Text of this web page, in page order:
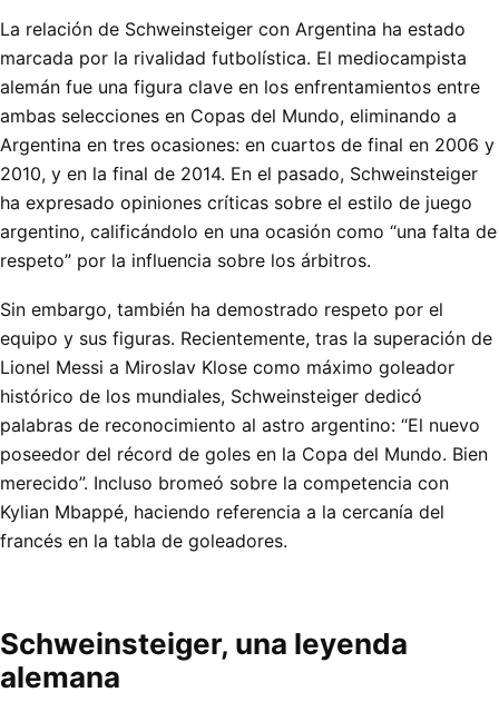
La relación de Schweinsteiger con Argentina ha estado
marcada por la rivalidad futbolística. El mediocampista
alemán fue una figura clave en los enfrentamientos entre
ambas selecciones en Copas del Mundo, eliminando a
Argentina en tres ocasiones: en cuartos de final en 2006 y
2010, y en la final de 2014. En el pasado, Schweinsteiger
ha expresado opiniones críticas sobre el estilo de juego
argentino, calificándolo en una ocasión como “una falta de
respeto” por la influencia sobre los árbitros.
Sin embargo, también ha demostrado respeto por el
equipo y sus figuras. Recientemente, tras la superación de
Lionel Messi a Miroslav Klose como máximo goleador
histórico de los mundiales, Schweinsteiger dedicó
palabras de reconocimiento al astro argentino: “El nuevo
poseedor del récord de goles en la Copa del Mundo. Bien
merecido”. Incluso bromeó sobre la competencia con
Kylian Mbappé, haciendo referencia a la cercanía del
francés en la tabla de goleadores.
Schweinsteiger, una leyenda
alemana